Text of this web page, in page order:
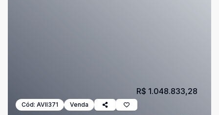
Cód: AVII371 Venda
R$ 1.048.833,28